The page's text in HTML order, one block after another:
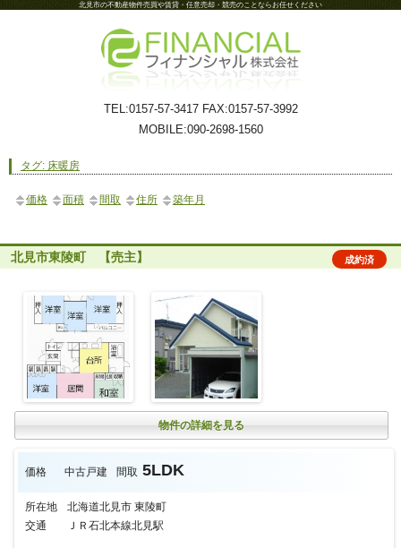
北見市の不動産物件売買や賃貸・任意売却・競売のことならお任せください
TEL:0157-57-3417 FAX:0157-57-3992
MOBILE:090-2698-1560
タグ: 床暖房
価格 面積 間取 住所 築年月
北見市東陵町 【売主】 成約済
物件の詳細を見る
価格 中古戸建 間取 5LDK
所在地
北海道北見市 東陵町
交通
ＪＲ石北本線北見駅